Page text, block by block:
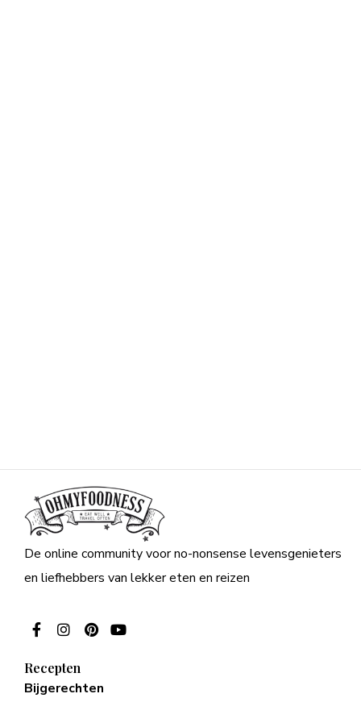
De online community voor no-nonsense levensgenieters
en liefhebbers van lekker eten en reizen
Recepten
Bijgerechten